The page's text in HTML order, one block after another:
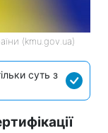
(kmu.gov.ua)
суть з